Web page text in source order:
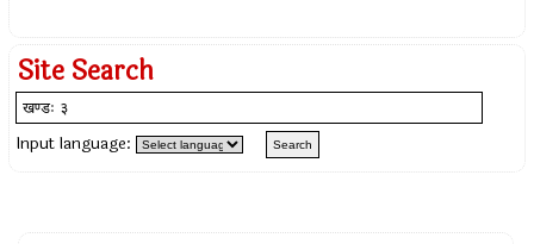
Site Search
Input language: